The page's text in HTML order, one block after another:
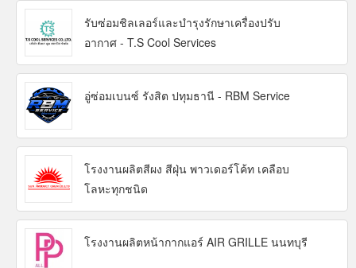
รับซ่อมชิลเลอร์และบำรุงรักษาเครื่องปรับ
อากาศ - T.S Cool Services
อู่ซ่อมเบนซ์ รังสิต ปทุมธานี - RBM Service
โรงงานผลิตสีผง สีฝุ่น พาวเดอร์โค้ท เคลือบ
โลหะทุกชนิด
โรงงานผลิตหน้ากากแอร์ AIR GRILLE นนทบุรี